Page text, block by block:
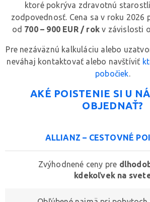
ktoré pokrýva zdravotnú
zodpovednosť. Cena sa v roku 2026
od 700 – 900 EUR / rok v závislosti
Pre nezáväznú kalkuláciu alebo
neváhaj kontaktovať alebo navštíviť
pobočiek.
AKÉ POISTENIE SI U
OBJEDNAŤ?
ALLIANZ – CESTOVNÉ
Zvýhodnené ceny pre
kdekoľvek na